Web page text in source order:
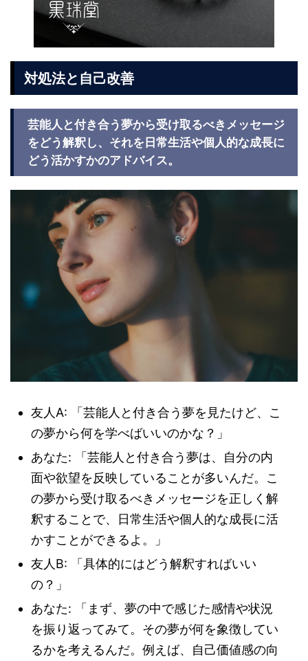
対処法と自己改善
芸能人と付き合う夢から受け取るべきメッセージ
をどう解釈し、それを日常生活や個人的な成長に
どう活かすかのアドバイス。
友人A: 「芸能人と付き合う夢を見たけど、こ
の夢から何を学べばいいのかな？」
あなた: 「芸能人と付き合う夢は、自分の内
面や欲望を反映していることが多いんだ。こ
の夢から受け取るべきメッセージを正しく解
釈することで、日常生活や個人的な成長に活
かすことができるよ。」
友人B: 「具体的にはどう解釈すればいい
の？」
あなた: 「まず、夢の中で感じた感情や状況
を振り返ってみて。その夢が何を象徴してい
るかを考えるんだ。例えば、自己価値感の向